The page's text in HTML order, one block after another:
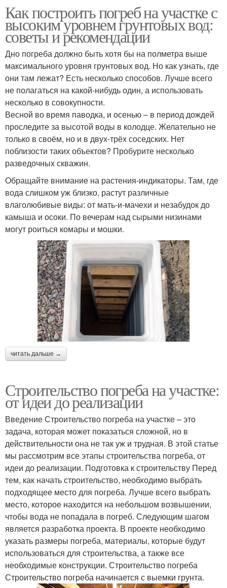
Как построить погреб на участке с
высоким уровнем грунтовых вод:
советы и рекомендации
Дно погреба должно быть хотя бы на полметра выше
максимального уровня грунтовых вод. Но как узнать, где
они там лежат? Есть несколько способов. Лучше всего
не полагаться на какой-нибудь один, а использовать
несколько в совокупности.
Весной во время паводка, и осенью – в период дождей
проследите за высотой воды в колодце. Желательно не
только в своём, но и в двух-трёх соседских. Нет
поблизости таких объектов? Пробурите несколько
разведочных скважин.
Обращайте внимание на растения-индикаторы. Там, где
вода слишком уж близко, растут различные
влаголюбивые виды: от мать-и-мачехи и незабудок до
камыша и осоки. По вечерам над сырыми низинами
могут роиться комары и мошки.
читать дальше →
Строительство погреба на участке:
от идеи до реализации
Введение Строительство погреба на участке – это
задача, которая может показаться сложной, но в
действительности она не так уж и трудная. В этой статье
мы рассмотрим все этапы строительства погреба, от
идеи до реализации. Подготовка к строительству Перед
тем, как начать строительство, необходимо выбрать
подходящее место для погреба. Лучше всего выбрать
место, которое находится на небольшом возвышении,
чтобы вода не попадала в погреб. Следующим шагом
является разработка проекта. В проекте необходимо
указать размеры погреба, материалы, которые будут
использоваться для строительства, а также все
необходимые конструкции. Строительство погреба
Строительство погреба начинается с выемки грунта.